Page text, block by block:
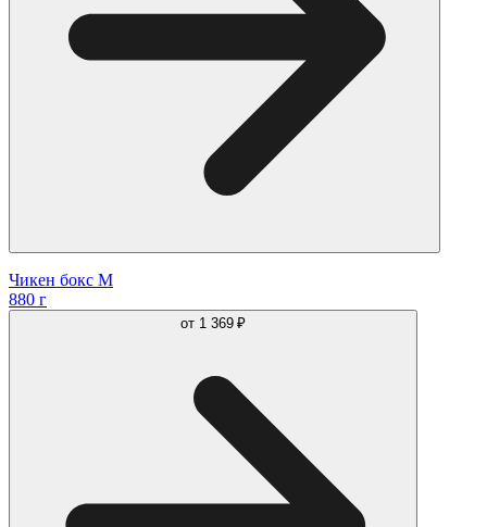
Чикен бокс М
880 г
от 1 369 ₽